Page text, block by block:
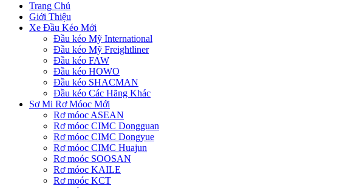
Trang Chủ
Giới Thiệu
Xe Đầu Kéo Mới
Đầu kéo Mỹ International
Đầu kéo Mỹ Freightliner
Đầu kéo FAW
Đầu kéo HOWO
Đầu kéo SHACMAN
Đầu kéo Các Hãng Khác
Sơ Mi Rơ Móoc Mới
Rơ móoc ASEAN
Rơ móoc CIMC Dongguan
Rơ móoc CIMC Dongyue
Rơ móoc CIMC Huajun
Rơ moóc SOOSAN
Rơ móoc KAILE
Rơ moóc KCT